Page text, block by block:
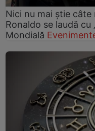
Nici nu mai știe câte
Ronaldo se laudă cu
Mondială